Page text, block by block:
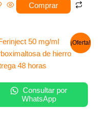
Comprar
¡Oferta!
Consultar por
WhatsApp
El
original
era:
El
precio
actual